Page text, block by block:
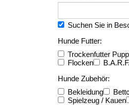
Suchen Sie in
Hunde Futter:
Trockenfutter
Flocken
B.A.R.F.
Hunde Zubehör:
Bekleidung
Spielzeug / Kauen